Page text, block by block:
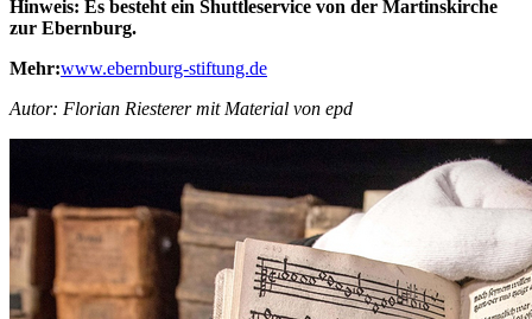
Hinweis: Es besteht ein Shuttleservice von der Martinskirche
zur Ebernburg.
Mehr:www.ebernburg-stiftung.de
Autor: Florian Riesterer mit Material von epd